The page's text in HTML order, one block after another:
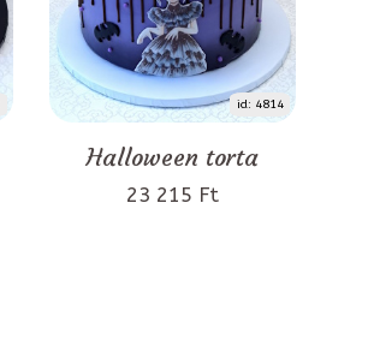
id: 4814
Halloween torta
23 215 Ft